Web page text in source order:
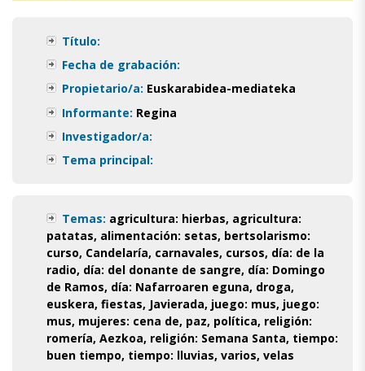
Título:
Fecha de grabación:
Propietario/a: Euskarabidea-mediateka
Informante: Regina
Investigador/a:
Tema principal:
Temas: agricultura: hierbas, agricultura:
patatas, alimentación: setas, bertsolarismo:
curso, Candelaría, carnavales, cursos, día: de la
radio, día: del donante de sangre, día: Domingo
de Ramos, día: Nafarroaren eguna, droga,
euskera, fiestas, Javierada, juego: mus, juego:
mus, mujeres: cena de, paz, política, religión:
romería, Aezkoa, religión: Semana Santa, tiempo:
buen tiempo, tiempo: lluvias, varios, velas